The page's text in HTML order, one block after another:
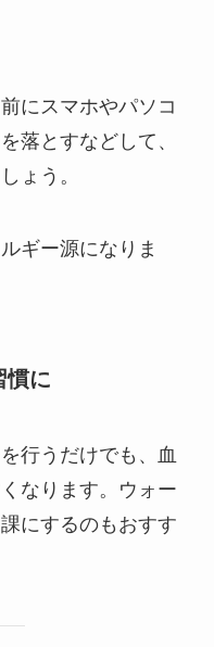
にスマホやパソコ
落とすなどして、
ょう。
ギー源になりま
慣に
行うだけでも、血
なります。ウォー
にするのもおすす